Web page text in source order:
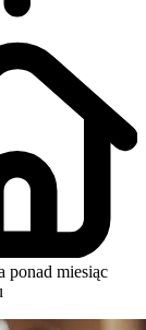
ponad miesiąc